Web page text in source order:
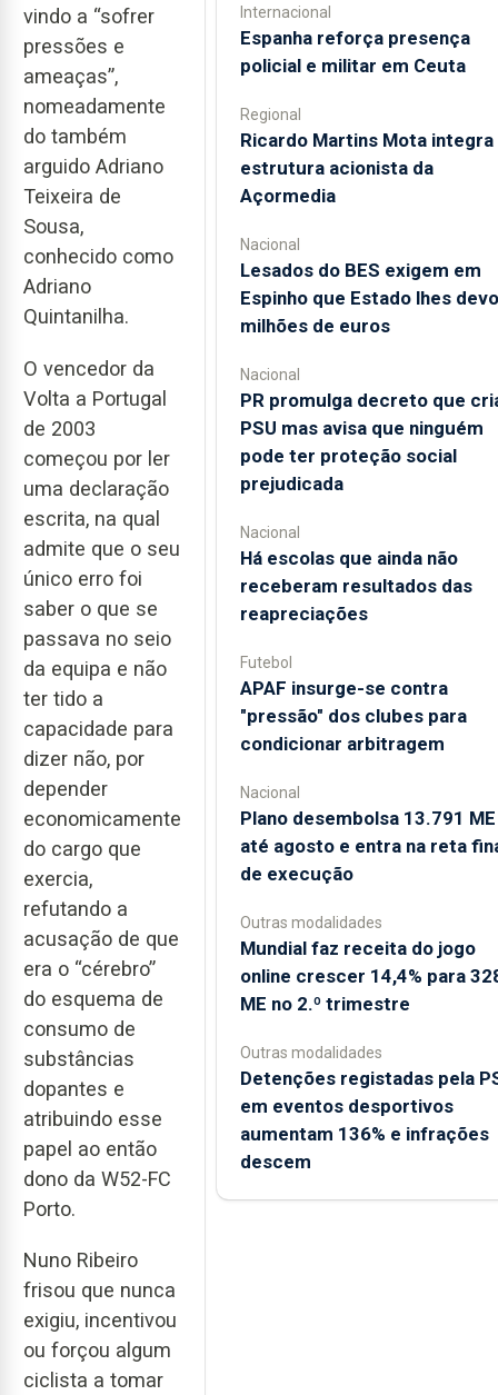
vindo a “sofrer
pressões e
ameaças”,
nomeadamente
do também
arguido Adriano
Teixeira de
Sousa,
conhecido como
Adriano
Quintanilha.
O vencedor da
Volta a Portugal
de 2003
começou por ler
uma declaração
escrita, na qual
admite que o seu
único erro foi
saber o que se
passava no seio
da equipa e não
ter tido a
capacidade para
dizer não, por
depender
economicamente
do cargo que
exercia,
refutando a
acusação de que
era o “cérebro”
do esquema de
consumo de
substâncias
dopantes e
atribuindo esse
papel ao então
dono da W52-FC
Porto.
Nuno Ribeiro
frisou que nunca
exigiu, incentivou
ou forçou algum
ciclista a tomar
Internacional
Espanha reforça presença
policial e militar em Ceuta
Regional
Ricardo Martins Mota integra
estrutura acionista da
Açormedia
Nacional
Lesados do BES exigem em
Espinho que Estado lhes
milhões de euros
Nacional
PR promulga decreto que
PSU mas avisa que ninguém
pode ter proteção social
prejudicada
Nacional
Há escolas que ainda não
receberam resultados das
reapreciações
Futebol
APAF insurge-se contra
"pressão" dos clubes para
condicionar arbitragem
Nacional
Plano desembolsa 13.791 ME
até agosto e entra na reta
de execução
Outras modalidades
Mundial faz receita do jogo
online crescer 14,4% para
ME no 2.º trimestre
Outras modalidades
Detenções registadas pela
em eventos desportivos
aumentam 136% e infrações
descem